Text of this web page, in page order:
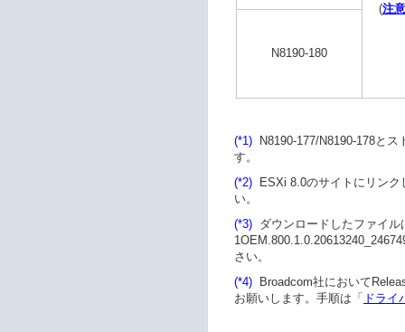
(注
N8190-180
(*1)
N8190-177/N8190-178と
す。
(*2)
ESXi 8.0のサイトにリン
い。
(*3)
ダウンロードしたファイ
さい。
(*4)
Broadcom社において
お願いします。手順は「 ドライ